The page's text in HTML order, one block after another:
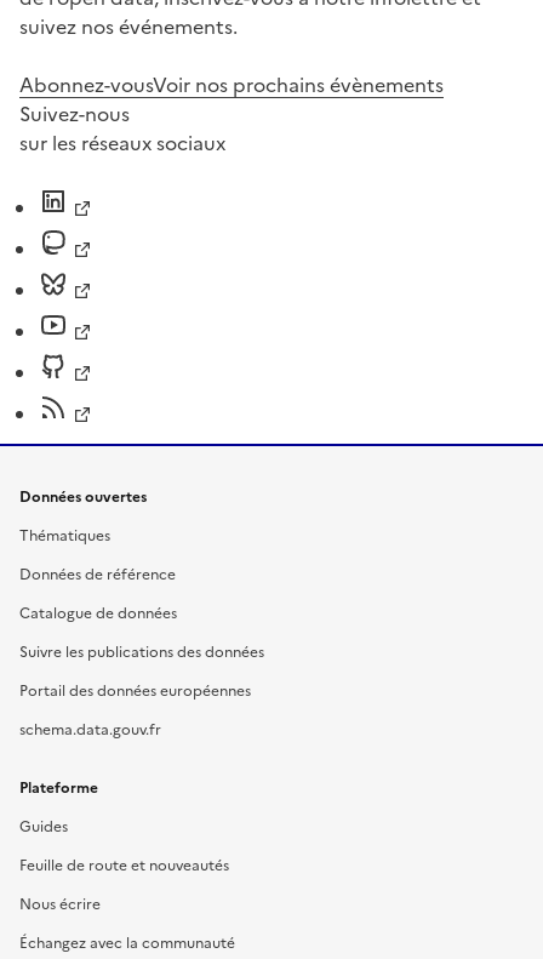
suivez nos événements.
Abonnez-vousVoir nos prochains évènements
Suivez-nous
sur les réseaux sociaux
Données ouvertes
Thématiques
Données de référence
Catalogue de données
Suivre les publications des données
Portail des données européennes
schema.data.gouv.fr
Plateforme
Guides
Feuille de route et nouveautés
Nous écrire
Échangez avec la communauté